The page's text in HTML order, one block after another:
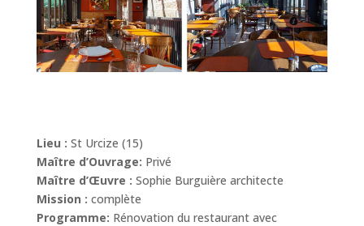
Lieu : St Urcize (15)
Maître d’Ouvrage: Privé
Maître d’Œuvre : Sophie Burguière architecte
Mission : complète
Programme: Rénovation du restaurant avec